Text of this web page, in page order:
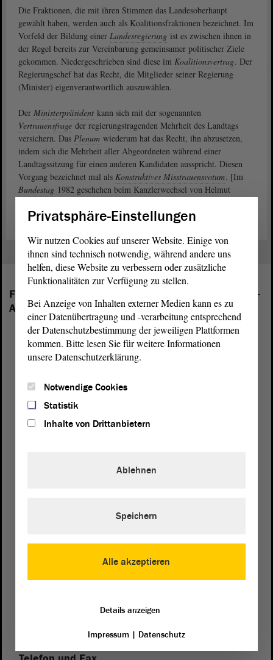
Die Fraktionen, die mit ihren Stimmen das Landesoberhaupt
gewählt haben, werden auch als Koalitionsfraktionen bezeichnet. Im
Vorfeld der Bildung einer Landesregierung ist es zwischen ihnen in
der Regel bereits zur Vereinbarung gemeinsamer politischer Ziele
gekommen. Niedergeschrieben sind diese im Koalitionsvertrag. Der
Regierungschef hat das Recht, die Mitglieder seiner Regierung
(Minister) eigenverantwortlich auszuwählen.
Der Ministerpräsident kann sich mit der sogenannten
Vertrauensfrage der regierungstragenden Mehrheit des Landtags
versichern. Das Plenum wiederum hat das Recht, ihn abzusetzen,
indem sich die Mehrheit aller Abgeordneten während einer
Landtagssitzung für einen anderen Kandidaten ausspricht. Diesen
Vorgang bezeichnet mal als Konstruktives Misstrauensvotum. [Im
Bundestag 1982 geschehen beim Kanzlerwechsel von Helmut
Folgende Fraktionen sind im Landtag von Sachsen-
Anhalt vertreten:
Landtagvon Sachsen-Anhalt
Wegbeschreibung
Privatsphäre-Einstellungen
Wir nutzen Cookies auf unserer Website. Einige von
ihnen sind technisch notwendig, während andere uns
helfen, diese Website zu verbessern oder zusätzliche
Funktionalitäten zur Verfügung zu stellen.
Bei Anzeige von Inhalten externer Medien kann es zu
einer Datenübertragung und -verarbeitung entsprechend
der Datenschutzbestimmung der jeweiligen Plattformen
kommen. Bitte lesen Sie für weitere Informationen
unsere Datenschutzerklärung.
Notwendige Cookies
Statistik
Inhalte von Drittanbietern
Alle akzeptieren
Ablehnen
Speichern
Details anzeigen
Impressum| Datenschutz